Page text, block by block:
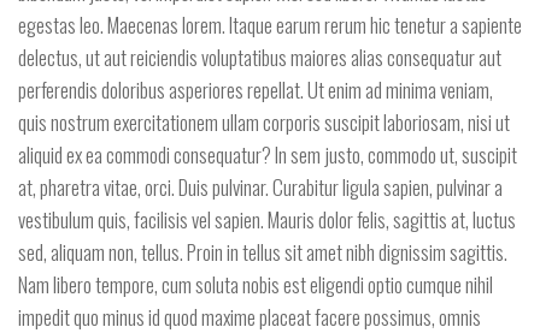
egestas leo. Maecenas lorem. Itaque earum rerum hic tenetur a sapiente
delectus, ut aut reiciendis voluptatibus maiores alias consequatur aut
perferendis doloribus asperiores repellat. Ut enim ad minima veniam,
quis nostrum exercitationem ullam corporis suscipit laboriosam, nisi ut
aliquid ex ea commodi consequatur? In sem justo, commodo ut, suscipit
at, pharetra vitae, orci. Duis pulvinar. Curabitur ligula sapien, pulvinar a
vestibulum quis, facilisis vel sapien. Mauris dolor felis, sagittis at, luctus
sed, aliquam non, tellus. Proin in tellus sit amet nibh dignissim sagittis.
Nam libero tempore, cum soluta nobis est eligendi optio cumque nihil
impedit quo minus id quod maxime placeat facere possimus, omnis